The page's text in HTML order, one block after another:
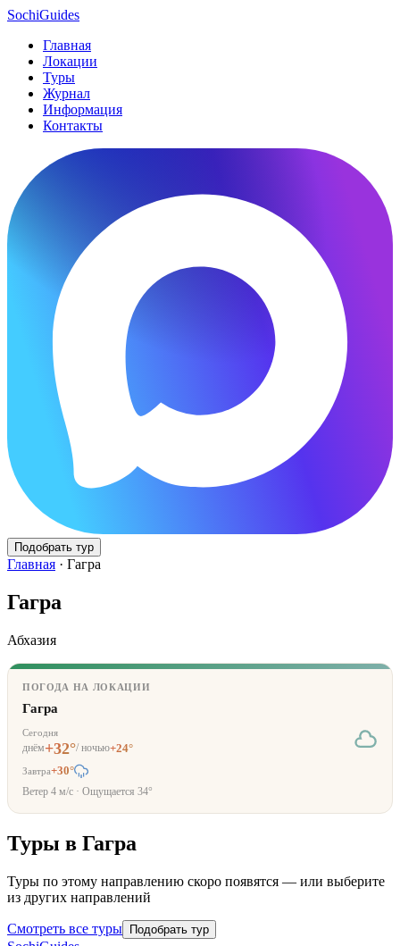
SochiGuides
Главная
Локации
Туры
Журнал
Информация
Контакты
Подобрать тур
Главная · Гагра
Гагра
Абхазия
ПОГОДА НА ЛОКАЦИИ
Гагра
Сегодня
днём+32°/ ночью+24°
Завтра+30°
Ветер 4 м/с · Ощущается 34°
Туры в Гагра
Туры по этому направлению скоро появятся — или выберите
из других направлений
Смотреть все туры Подобрать тур